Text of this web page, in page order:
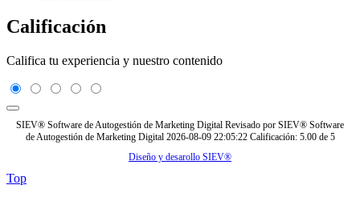
Calificación
Califica tu experiencia y nuestro contenido
SIEV® Software de Autogestión de Marketing Digital Revisado por SIEV® Software
de Autogestión de Marketing Digital 2026-08-09 22:05:22 Calificación: 5.00 de 5
Diseño y desarollo SIEV®
Top